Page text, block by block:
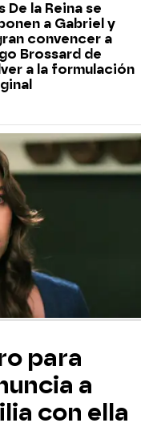
De la Reina se
a Gabriel y
convencer a
Brossard de
a la formulación
para
a
con ella